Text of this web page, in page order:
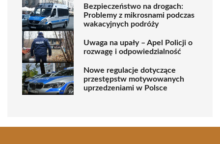
Bezpieczeństwo na drogach:
Problemy z mikrosnami podczas
wakacyjnych podróży
Uwaga na upały – Apel Policji o
rozwagę i odpowiedzialność
Nowe regulacje dotyczące
przestępstw motywowanych
uprzedzeniami w Polsce